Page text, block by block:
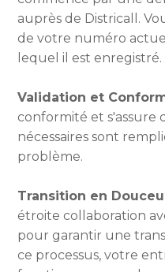
auprès de Districall.
de votre numéro
lequel il est enregistré.
Validation et
conformité et s'assure
nécessaires sont
problème.
Transition en
étroite collaboration
pour garantir une
ce processus, votre